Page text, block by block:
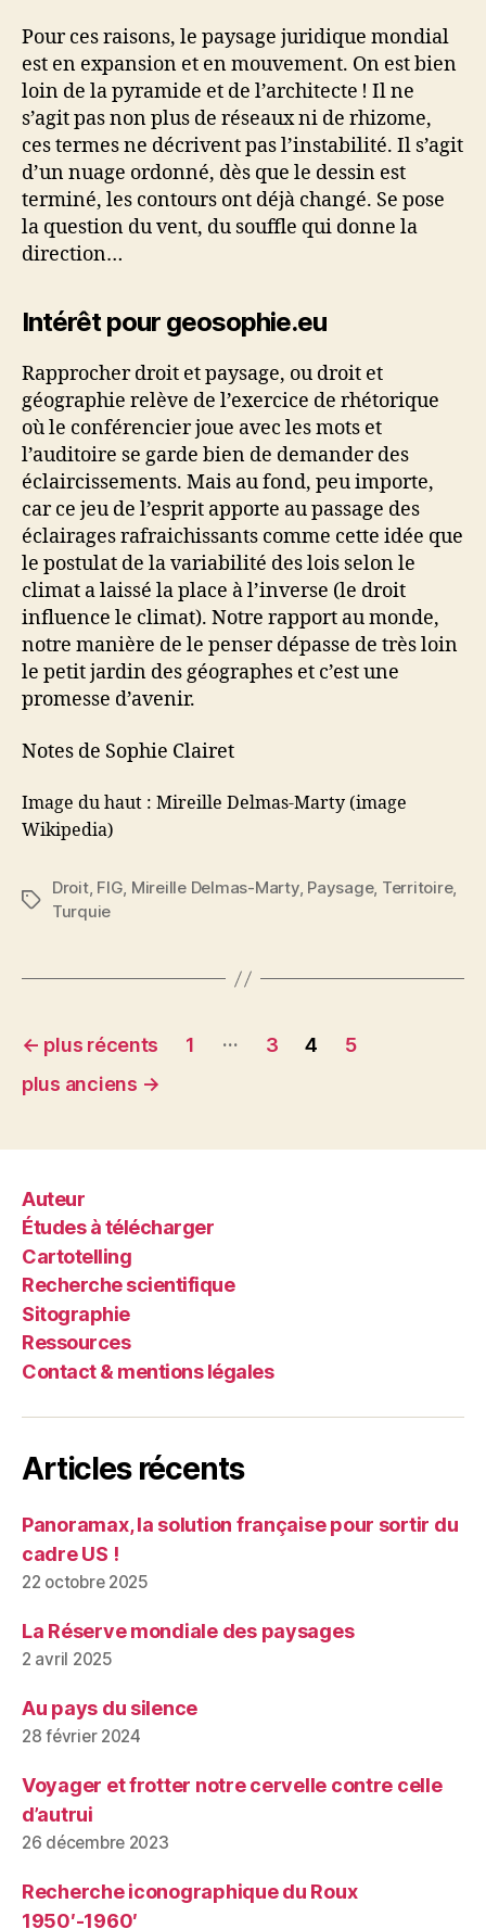
Pour ces raisons, le paysage juridique mondial
est en expansion et en mouvement. On est bien
loin de la pyramide et de l’architecte ! Il ne
s’agit pas non plus de réseaux ni de rhizome,
ces termes ne décrivent pas l’instabilité. Il s’agit
d’un nuage ordonné, dès que le dessin est
terminé, les contours ont déjà changé. Se pose
la question du vent, du souffle qui donne la
direction…
Intérêt pour geosophie.eu
Rapprocher droit et paysage, ou droit et
géographie relève de l’exercice de rhétorique
où le conférencier joue avec les mots et
l’auditoire se garde bien de demander des
éclaircissements. Mais au fond, peu importe,
car ce jeu de l’esprit apporte au passage des
éclairages rafraichissants comme cette idée que
le postulat de la variabilité des lois selon le
climat a laissé la place à l’inverse (le droit
influence le climat). Notre rapport au monde,
notre manière de le penser dépasse de très loin
le petit jardin des géographes et c’est une
promesse d’avenir.
Notes de Sophie Clairet
Image du haut : Mireille Delmas-Marty (image
Wikipedia)
Étiquettes
Droit, FIG, Mireille Delmas-Marty, Paysage, Territoire,
Turquie
Pagination
des
← plus récents 1 … 3 4
5
plus anciens →
Auteur
Études à télécharger
Cartotelling
Recherche scientifique
Sitographie
Ressources
Contact & mentions légales
Articles récents
Panoramax, la solution française pour sortir du
cadre US !
22 octobre 2025
La Réserve mondiale des paysages
2 avril 2025
Au pays du silence
28 février 2024
Voyager et frotter notre cervelle contre celle
d’autrui
26 décembre 2023
Recherche iconographique du Roux
1950′-1960′